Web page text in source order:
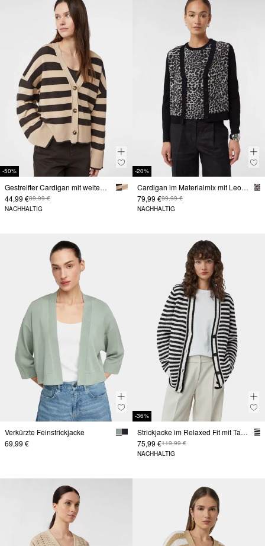
-50%
Gestreifter Cardigan mit weitem Ärmelabschluss
44,99 €89,99 €
NACHHALTIG
-20%
Cardigan im Materialmix mit Leo-Print
79,99 €99,99 €
NACHHALTIG
Verkürzte Feinstrickjacke
69,99 €
-36%
Strickjacke im Relaxed Fit mit Taschen
75,99 €119,99 €
NACHHALTIG